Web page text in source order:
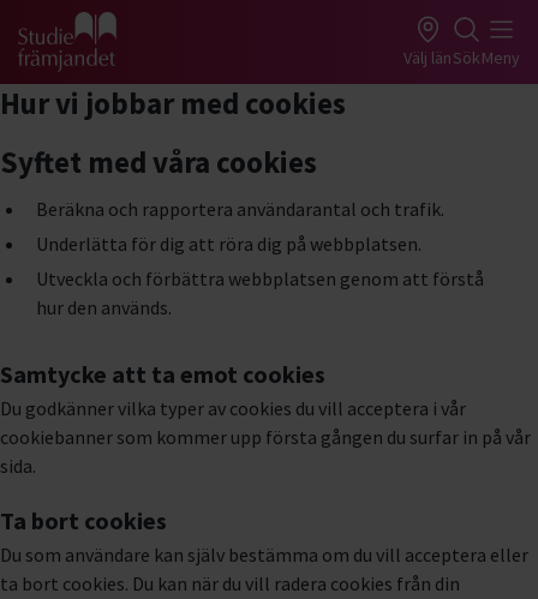
Gå till studiefrämjandets startsida Välj länSökMeny
Hur vi jobbar med cookies
Syftet med våra cookies
Beräkna och rapportera användarantal och trafik.
Underlätta för dig att röra dig på webbplatsen.
Utveckla och förbättra webbplatsen genom att förstå
hur den används.
Samtycke att ta emot cookies
Du godkänner vilka typer av cookies du vill acceptera i vår
cookiebanner som kommer upp första gången du surfar in på vår
sida.
Ta bort cookies
Du som användare kan själv bestämma om du vill acceptera eller
ta bort cookies. Du kan när du vill radera cookies från din